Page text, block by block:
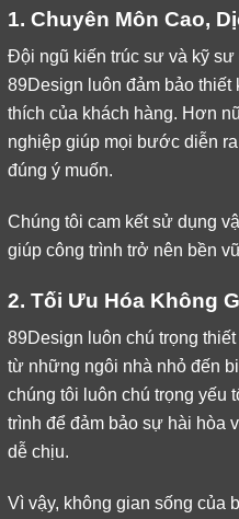
1. Chuyên Môn Cao,
Đội ngũ kiến trúc sư và kỹ sư
89Design luôn đảm bảo
thích của khách hàng. Hơn
nghiệp giúp mọi bước diễn
đúng ý muốn.
Chúng tôi cam kết sử dụng
giúp công trình trở nên bền
2. Tối Ưu Hóa Không
89Design luôn chú trọng
từ những ngôi nhà nhỏ đến
chúng tôi luôn chú trọng yếu
trình để đảm bảo sự hài hòa
dễ chịu.
Vì vậy, không gian sống của